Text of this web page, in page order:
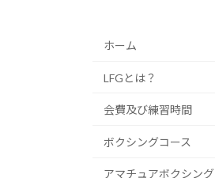
ホーム
LFGとは？
会費及び練習時間
ボクシングコース
アマチュアボクシング